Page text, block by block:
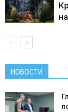
НОВОСТИ